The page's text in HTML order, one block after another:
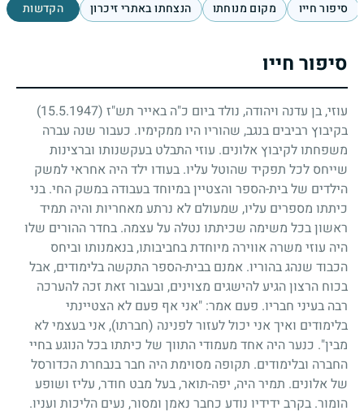
סיפור חייו מקום מנוחתו הנצחתו באתרי זיכרון הקדשות
סיפור חייו
עוזי, בן עדנה ויהודה, נולד ביום כ"ה באייר תש"ז (15.5.1947)
בקיבוץ רביבים בנגב, שהוריו היו ממקימיו. כעבור שנה עברה
משפחתו לקיבוץ אלונים. עוזי התבלט בעקשנותו וברצינות
שייחס לכל תפקיד שהוטל עליו. בעודו ילד היה אחראי למשק
הילדים של בית-הספר והצטיין במיוחד בעבודה במשק החי. בני
כיתתו מספרים עליו, שמעולם לא נרתע מאחריות והיה תמיד
ראשון בכל משימה שכיתתו נטלה על עצמה. בחדר ההורים שלו
היה עוזי משרה אווירה מיוחדת בחביבותו, בנאמנותו וביחס
הכבוד שנהג בהוריו. אמנם בבית-הספר התקשה בלימודים, אבל
בכוח הרצון הגיע להישגים מצוינים, ובעבור זאת זכה להערכה
רבה בעיני חבריו. פעם אמר: "אני אף פעם לא הצטיינתי
בלימודים ואיך אני יכול לעזור לפנינה (חברתו), אני בעצמי לא
מבין". כנער היה אחד מעמודי התווך של כיתתו בכל הנוגע בחיי
החברה ובלימודים. תקופה מסוימת היה חבר בנבחרת הכדורסל
של אלונים. תמיר היה, יפה-תואר, בעל מבט חודר, עליז ושופע
הומור. בקרב ידידיו נודע כחבר נאמן ומסור, נעים הליכות ועניו.